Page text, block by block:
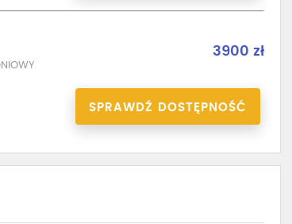
3900 zł
SPRAWDŹ DOSTĘPNOŚĆ